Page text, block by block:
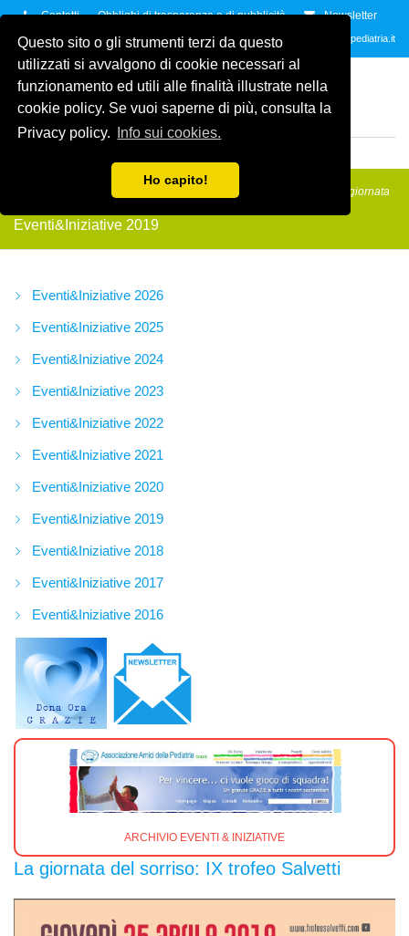
Questo sito o gli strumenti terzi da questo
utilizzati si avvalgono di cookie necessari al
funzionamento ed utili alle finalità illustrate nella
cookie policy. Se vuoi saperne di più, consulta la
Privacy policy.
Info sui cookies.
Ho capito!
Contatti Obblighi di trasparenza e di pubblicità Newsletter
Contattaci allo035.2678061oppure all'indirzzo e-mail info@amicidellapediatria.it
ASSOCIAZIONE AMICI
DELLA PEDIATRIAETS
ODV
Amici della Pediatria Eventi&Iniziative 2019
La giornata
Eventi&Iniziative 2019
Eventi&Iniziative 2026
Eventi&Iniziative 2025
Eventi&Iniziative 2024
Eventi&Iniziative 2023
Eventi&Iniziative 2022
Eventi&Iniziative 2021
Eventi&Iniziative 2020
Eventi&Iniziative 2019
Eventi&Iniziative 2018
Eventi&Iniziative 2017
Eventi&Iniziative 2016
ARCHIVIO EVENTI & INIZIATIVE
La giornata del sorriso: IX trofeo Salvetti